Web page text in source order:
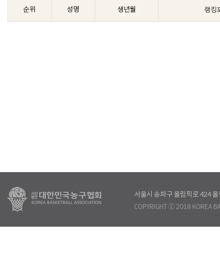
순위 성명 생년월 랭킹
서울시 송파구 올림픽로 424
COPYRIGHT ⓒ 2018 KOREA